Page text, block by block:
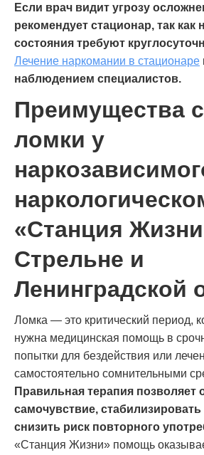
Если врач видит угрозу
рекомендует стационар, так как
состояния требуют
Лечение наркомании в стационаре
наблюдением специалистов.
Преимущества
ломки у
«Станция
Стрельне и
Ленинградской
Ломка — это критический период,
нужна медицинская помощь в
попытки для бездействия или
самостоятельно сомнительными
Правильная терапия позволяет
самочувствие,
снизить риск повторного
«Станция Жизни» помощь